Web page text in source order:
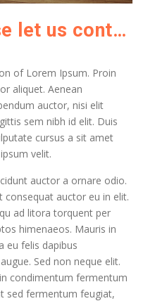
Please Please let us contact customers when they rated
of Lorem Ipsum. Proin
aliquet. Aenean
auctor, nisi elit
sem nibh id elit. Duis
cursus a sit amet
velit.
auctor a ornare odio.
consequat auctor eu in elit.
ad litora torquent per
himenaeos. Mauris in
eu felis dapibus
Sed non neque elit.
condimentum fermentum
sed fermentum feugiat,